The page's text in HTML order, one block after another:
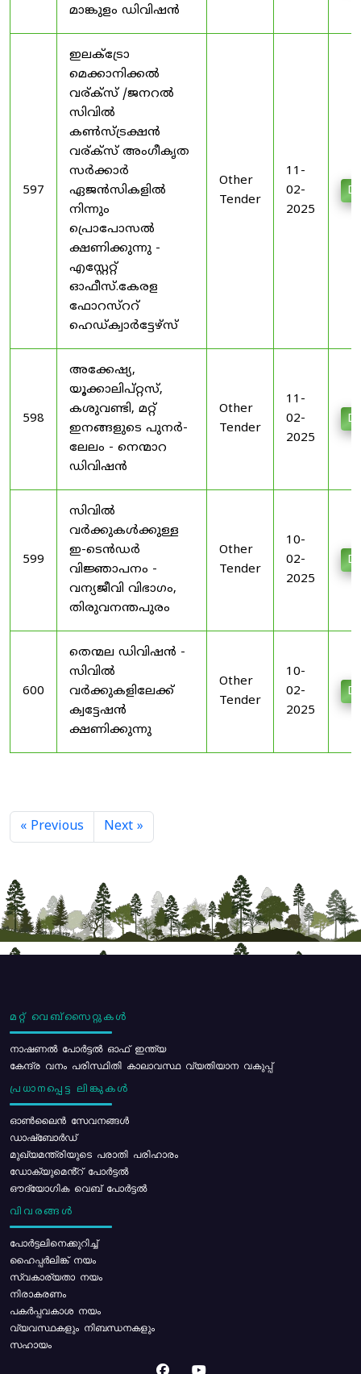
മാങ്കുളം ഡിവിഷൻ
597
ഇലക്ട്രോ
മെക്കാനിക്കൽ
വര്ക്സ് /ജനറൽ
സിവിൽ
കൺസ്ട്രക്ഷൻ
വര്ക്സ് അംഗീകൃത
സർക്കാർ
ഏജൻസികളിൽ
നിന്നും
പ്രൊപോസൽ
ക്ഷണിക്കുന്നു -
എസ്റ്റേറ്റ്
ഓഫീസ്.കേരള
ഫോറസ്ററ്
ഹെഡ്ക്വാർട്ടേഴ്‌സ്
Other
Tender
11-
02-
2025
598
അക്കേഷ്യ,
യൂക്കാലിപ്റ്റസ്,
കശുവണ്ടി, മറ്റ്
ഇനങ്ങളുടെ പുനർ-
ലേലം - നെന്മാറ
ഡിവിഷൻ
Other
Tender
11-
02-
2025
599
സിവിൽ
വർക്കുകൾക്കുള്ള
ഇ-ടെൻഡർ
വിജ്ഞാപനം -
വന്യജീവി വിഭാഗം,
തിരുവനന്തപുരം
Other
Tender
10-
02-
2025
600
തെന്മല ഡിവിഷൻ -
സിവിൽ
വർക്കുകളിലേക്ക്
ക്വട്ടേഷൻ
ക്ഷണിക്കുന്നു
Other
Tender
10-
02-
2025
« Previous Next »
മറ്റ് വെബ്സൈറ്റുകൾ
നാഷണൽ പോർട്ടൽ ഓഫ് ഇന്ത്യ
കേന്ദ്ര വനം പരിസ്ഥിതി കാലാവസ്ഥ വ്യതിയാന വകുപ്പ്
പ്രധാനപ്പെട്ട ലിങ്കുകൾ
ഓൺലൈൻ സേവനങ്ങൾ
ഡാഷ്ബോർഡ്
മുഖ്യമന്ത്രിയുടെ പരാതി പരിഹാരം
ഡോക്യുമെൻ്റ് പോർട്ടൽ
ഔദ്യോഗിക വെബ് പോർട്ടൽ
വിവരങ്ങൾ
പോര്‍ട്ടലിനെക്കുറിച്ച്
ഹൈപ്പർലിങ്ക് നയം
സ്വകാര്യതാ നയം
നിരാകരണം
പകർപ്പവകാശ നയം
വ്യവസ്ഥകളും നിബന്ധനകളും
സഹായം